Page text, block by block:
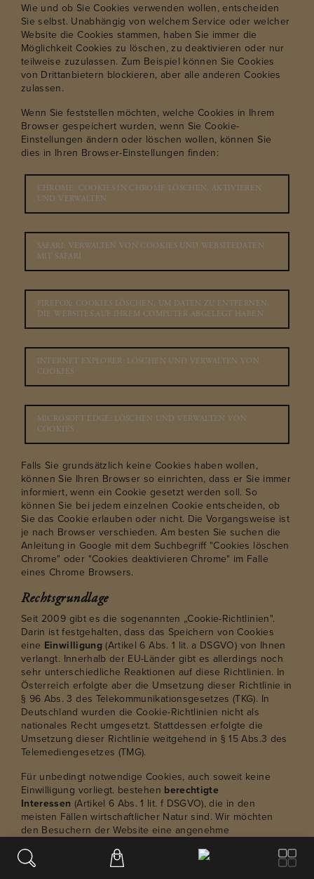
Wie und ob Sie Cookies verwenden wollen, entscheiden
Sie selbst. Unabhängig von welchem Service oder welcher
Website die Cookies stammen, haben Sie immer die
Möglichkeit Cookies zu löschen, zu deaktivieren oder nur
teilweise zuzulassen. Zum Beispiel können Sie Cookies
von Drittanbietern blockieren, aber alle anderen Cookies
zulassen.
Wenn Sie feststellen möchten, welche Cookies in Ihrem
Browser gespeichert wurden, wenn Sie Cookie-
Einstellungen ändern oder löschen wollen, können Sie
dies in Ihren Browser-Einstellungen finden:
CHROME: COOKIES IN CHROME LÖSCHEN, AKTIVIEREN
UND VERWALTEN
SAFARI: VERWALTEN VON COOKIES UND WEBSITEDATEN
MIT SAFARI
FIREFOX: COOKIES LÖSCHEN, UM DATEN ZU ENTFERNEN,
DIE WEBSITES AUF IHREM COMPUTER ABGELEGT HABEN
INTERNET EXPLORER: LÖSCHEN UND VERWALTEN VON
COOKIES
MICROSOFT EDGE: LÖSCHEN UND VERWALTEN VON
COOKIES
Falls Sie grundsätzlich keine Cookies haben wollen,
können Sie Ihren Browser so einrichten, dass er Sie immer
informiert, wenn ein Cookie gesetzt werden soll. So
können Sie bei jedem einzelnen Cookie entscheiden, ob
Sie das Cookie erlauben oder nicht. Die Vorgangsweise ist
je nach Browser verschieden. Am besten Sie suchen die
Anleitung in Google mit dem Suchbegriff "Cookies löschen
Chrome" oder "Cookies deaktivieren Chrome" im Falle
eines Chrome Browsers.
Rechtsgrundlage
Seit 2009 gibt es die sogenannten „Cookie-Richtlinien".
Darin ist festgehalten, dass das Speichern von Cookies
eine Einwilligung(Artikel 6 Abs. 1 lit. a DSGVO) von Ihnen
verlangt. Innerhalb der EU-Länder gibt es allerdings noch
sehr unterschiedliche Reaktionen auf diese Richtlinien. In
Österreich erfolgte aber die Umsetzung dieser Richtlinie in
§ 96 Abs. 3 des Telekommunikationsgesetzes (TKG). In
Deutschland wurden die Cookie-Richtlinien nicht als
nationales Recht umgesetzt. Stattdessen erfolgte die
Umsetzung dieser Richtlinie weitgehend in § 15 Abs.3 des
Telemediengesetzes (TMG).
Für unbedingt notwendige Cookies, auch soweit keine
Einwilligung vorliegt. bestehen berechtigte
Interessen (Artikel 6 Abs. 1 lit. f DSGVO), die in den
meisten Fällen wirtschaftlicher Natur sind. Wir möchten
den Besuchern der Website eine angenehme
Cookies oft unbedingt notwendig.